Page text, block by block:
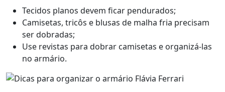
Tecidos planos devem ficar pendurados;
Camisetas, tricôs e blusas de malha fria precisam
ser dobradas;
Use revistas para dobrar camisetas e organizá-las
no armário.